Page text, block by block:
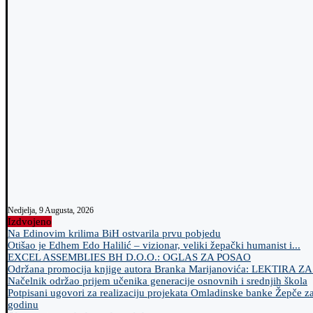
Nedjelja, 9 Augusta, 2026
Izdvojeno
Na Edinovim krilima BiH ostvarila prvu pobjedu
Otišao je Edhem Edo Halilić – vizionar, veliki žepački humanist i...
EXCEL ASSEMBLIES BH D.O.O.: OGLAS ZA POSAO
Održana promocija knjige autora Branka Marijanovića: LEKTIRA
Načelnik održao prijem učenika generacije osnovnih i srednjih škola
Potpisani ugovori za realizaciju projekata Omladinske banke Žepče
godinu